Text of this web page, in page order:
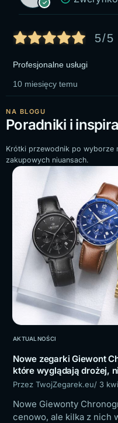
5/5
Profesjonalne usługi
10 miesięcy temu
NA BLOGU
Poradniki i
Krótki przewodnik po wyborze
zakupowych niuansach.
AKTUALNOŚCI
Nowe zegarki Giewont
które wyglądają drożej,
Przez TwojZegarek.eu/ 3
Nowe Giewonty
cenowo, ale kilka z nich